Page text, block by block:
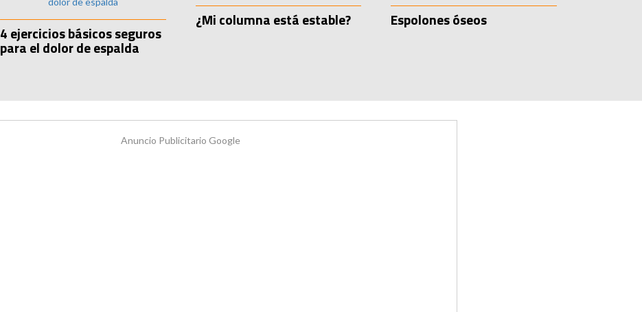
4 ejercicios básicos seguros
para el dolor de espalda
¿Mi columna está estable? Espolones óseos
Anuncio Publicitario Google